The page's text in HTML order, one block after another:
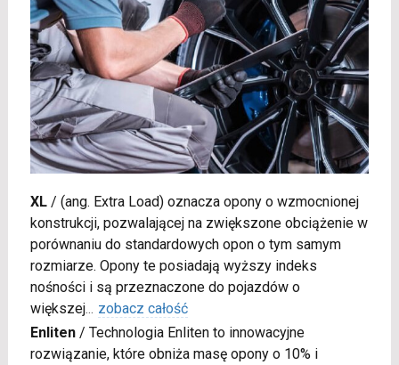
XL/ (ang. Extra Load) oznacza opony o wzmocnionej
konstrukcji, pozwalającej na zwiększone obciążenie w
porównaniu do standardowych opon o tym samym
rozmiarze. Opony te posiadają wyższy indeks
nośności i są przeznaczone do pojazdów o
większej... zobacz całość
Enliten/ Technologia Enliten to innowacyjne
rozwiązanie, które obniża masę opony o 10% i